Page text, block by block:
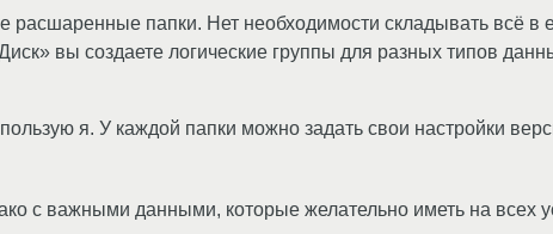
расшаренные папки. Нет необходимости складывать всё в
вы создаете логические группы для разных типов
я. У каждой папки можно задать свои настройки
с важными данными, которые желательно иметь на всех